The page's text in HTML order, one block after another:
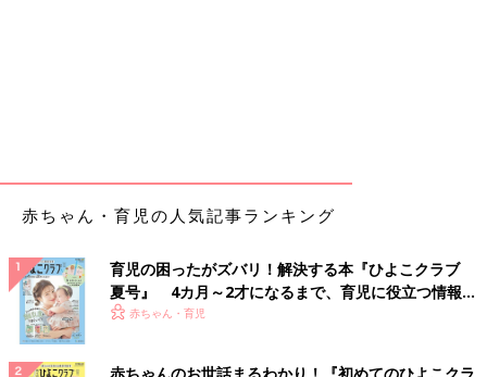
赤ちゃん・育児の人気記事ランキング
育児の困ったがズバリ！解決する本『ひよこクラブ
夏号』 4カ月～2才になるまで、育児に役立つ情報が
いっぱい！
赤ちゃん・育児